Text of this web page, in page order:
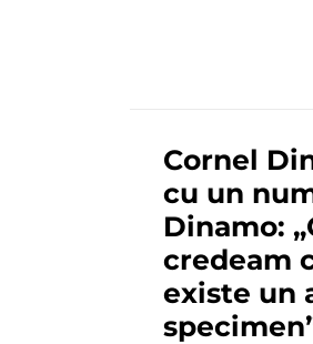
Cornel
cu un
Dinamo:
credeam
existe un